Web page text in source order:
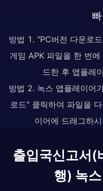
방법 1. "PC버전 다운로
게임 APK 파일을 한 번
드한 후 앱플레
방법 2. 녹스 앱플레이어
로드" 클릭하여 파일을
이어에 드래그하
출입국신고서(
행) 녹